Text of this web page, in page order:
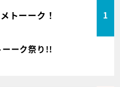
トーーク！ 1
ーーク祭り!!